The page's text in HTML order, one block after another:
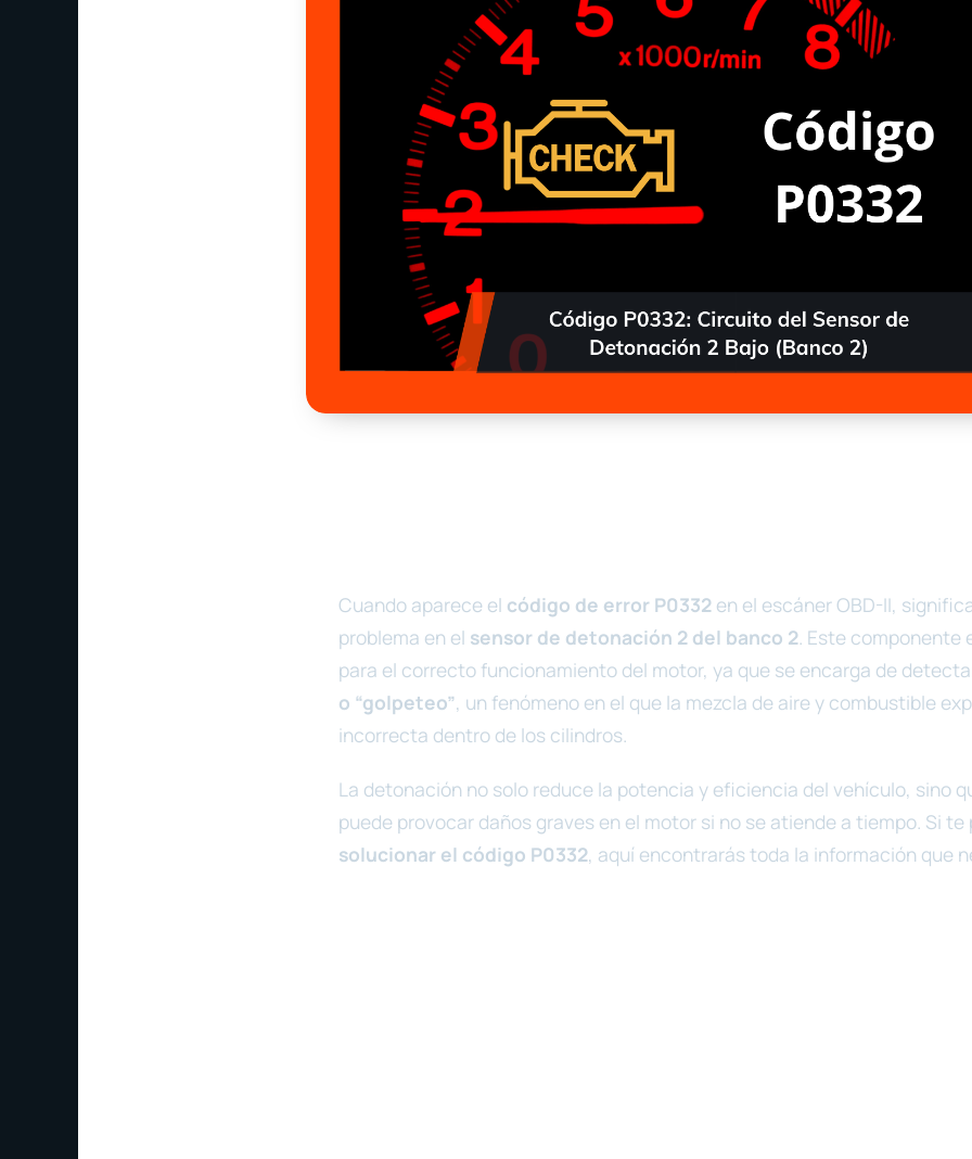
Cuando aparece el código de error P0332 en el escáner OBD-II,
problema en el sensor de detonación 2 del banco 2. Este componente
para el correcto funcionamiento del motor, ya que se encarga de
o “golpeteo”, un fenómeno en el que la mezcla de aire y combustible
incorrecta dentro de los cilindros.
La detonación no solo reduce la potencia y eficiencia del vehículo, sino
puede provocar daños graves en el motor si no se atiende a tiempo. Si te
solucionar el código P0332, aquí encontrarás toda la información que